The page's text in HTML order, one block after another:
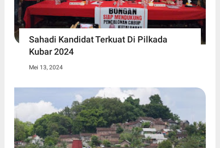
Sahadi Kandidat Terkuat Di Pilkada
Kubar 2024
Mei 13, 2024